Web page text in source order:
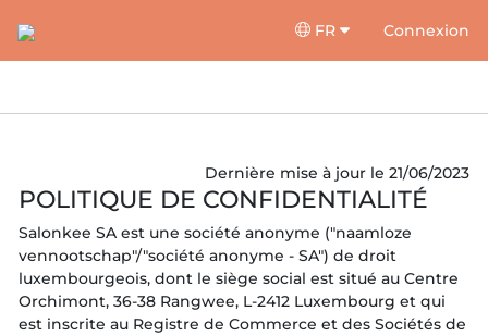
FR Connexion
Dernière mise à jour le 21/06/2023
POLITIQUE DE CONFIDENTIALITÉ
Salonkee SA est une société anonyme ("naamloze
vennootschap"/"société anonyme - SA") de droit
luxembourgeois, dont le siège social est situé au Centre
Orchimont, 36-38 Rangwee, L-2412 Luxembourg et qui
est inscrite au Registre de Commerce et des Sociétés de